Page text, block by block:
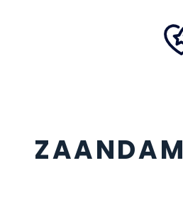
ZAANDAM